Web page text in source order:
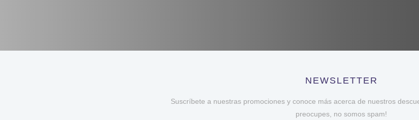
NEWSLETTER
Suscríbete a nuestras promociones y conoce más acerca de nuestros
preocupes, no somos spam!